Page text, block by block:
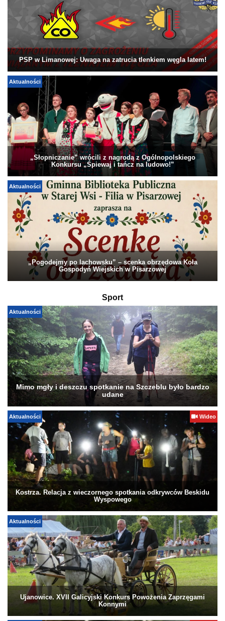
PSP w Limanowej: Uwaga na zatrucia tlenkiem węgla latem!
Aktualności
„Słopniczanie” wrócili z nagrodą z Ogólnopolskiego
Konkursu „Śpiewaj i tańcz na ludowo!”
Aktualności
„Pogodejmy po lachowsku” – scenka obrzędowa Koła
Gospodyń Wiejskich w Pisarzowej
Sport
Aktualności
Mimo mgły i deszczu spotkanie na Szczeblu było bardzo
udane
Aktualności Wideo
Kostrza. Relacja z wieczornego spotkania odkrywców Beskidu
Wyspowego
Aktualności
Ujanowice. XVII Galicyjski Konkurs Powożenia Zaprzęgami
Konnymi